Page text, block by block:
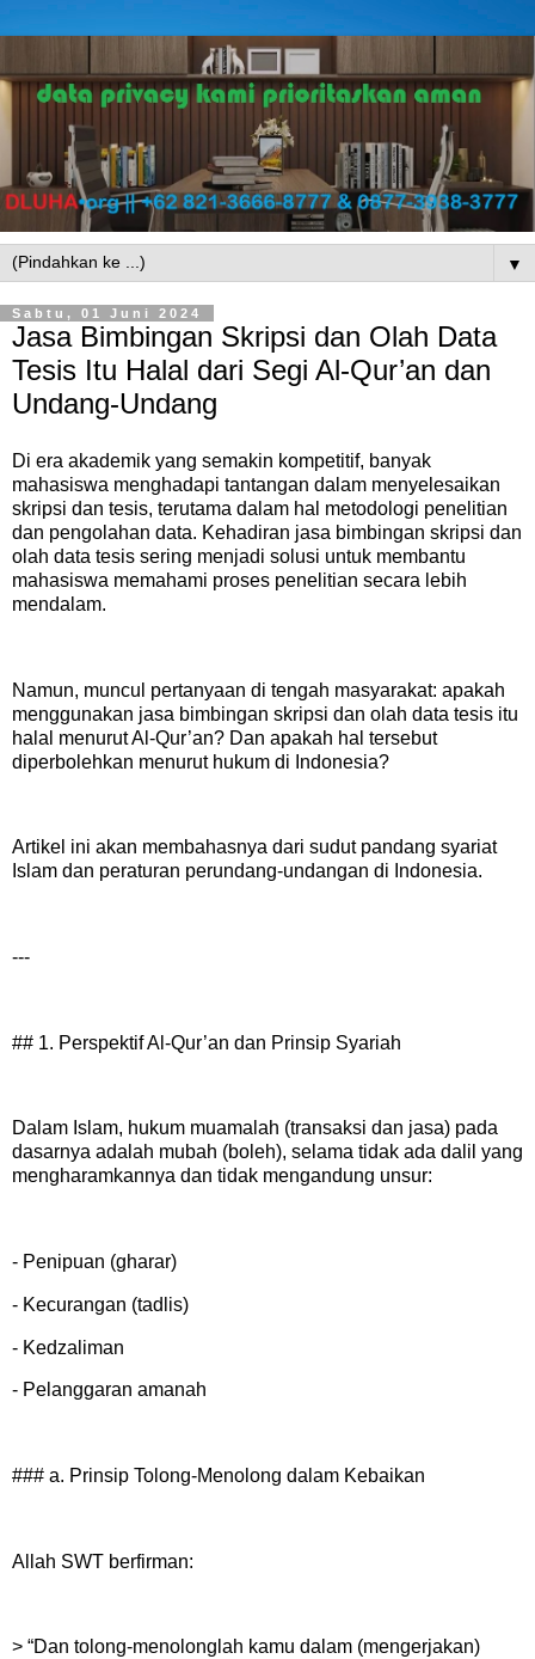
▼
Sabtu, 01 Juni 2024
Jasa Bimbingan Skripsi dan Olah Data
Tesis Itu Halal dari Segi Al-Qur’an dan
Undang-Undang
Di era akademik yang semakin kompetitif, banyak
mahasiswa menghadapi tantangan dalam menyelesaikan
skripsi dan tesis, terutama dalam hal metodologi penelitian
dan pengolahan data. Kehadiran jasa bimbingan skripsi dan
olah data tesis sering menjadi solusi untuk membantu
mahasiswa memahami proses penelitian secara lebih
mendalam.
Namun, muncul pertanyaan di tengah masyarakat: apakah
menggunakan jasa bimbingan skripsi dan olah data tesis itu
halal menurut Al-Qur’an? Dan apakah hal tersebut
diperbolehkan menurut hukum di Indonesia?
Artikel ini akan membahasnya dari sudut pandang syariat
Islam dan peraturan perundang-undangan di Indonesia.
---
## 1. Perspektif Al-Qur’an dan Prinsip Syariah
Dalam Islam, hukum muamalah (transaksi dan jasa) pada
dasarnya adalah mubah (boleh), selama tidak ada dalil yang
mengharamkannya dan tidak mengandung unsur:
- Penipuan (gharar)
- Kecurangan (tadlis)
- Kedzaliman
- Pelanggaran amanah
### a. Prinsip Tolong-Menolong dalam Kebaikan
Allah SWT berfirman:
> “Dan tolong-menolonglah kamu dalam (mengerjakan)